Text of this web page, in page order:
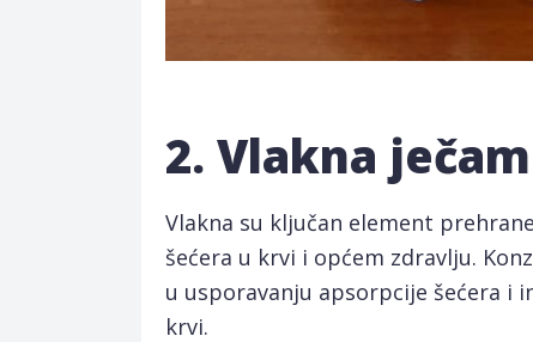
2. Vlakna ječam
Vlakna su ključan element
šećera u krvi i općem zdravlju.
u usporavanju apsorpcije šećera i
krvi.